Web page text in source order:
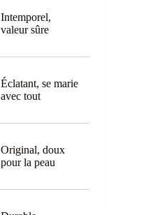
Intemporel,
valeur sûre
Éclatant, se marie
avec tout
Original, doux
pour la peau